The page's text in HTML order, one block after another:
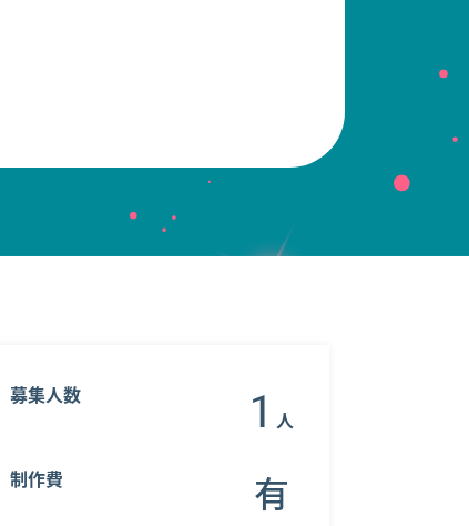
募集人数 1 人
制作費 有